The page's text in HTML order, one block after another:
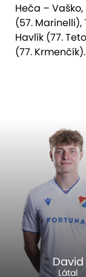
Heča –
(57. Marinelli),
Havlík (77.
(77. Krmenčík).
David
Látal